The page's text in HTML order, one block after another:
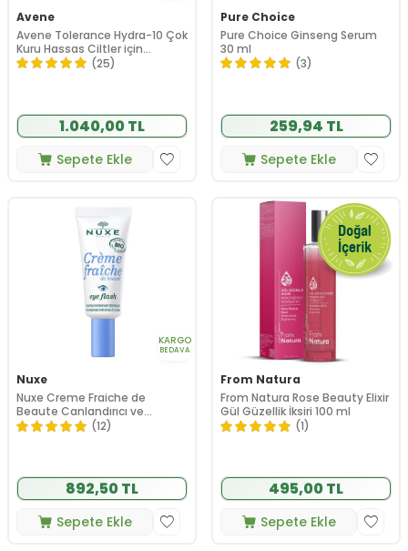
Avene
Avene Tolerance Hydra-10 Çok
Kuru Hassas Ciltler için
Nemlendirici Krem 40 ml
(25)
1.040,00 TL
Sepete Ekle
Pure Choice
Pure Choice Ginseng Serum
30 ml
(3)
259,94 TL
Sepete Ekle
KARGO
BEDAVA
Nuxe
Nuxe Creme Fraiche de
Beaute Canlandırıcı ve
Nemlendirici Göz Çevresi
(12)
892,50 TL
Sepete Ekle
From Natura
From Natura Rose Beauty Elixir
Gül Güzellik İksiri 100 ml
(1)
495,00 TL
Sepete Ekle